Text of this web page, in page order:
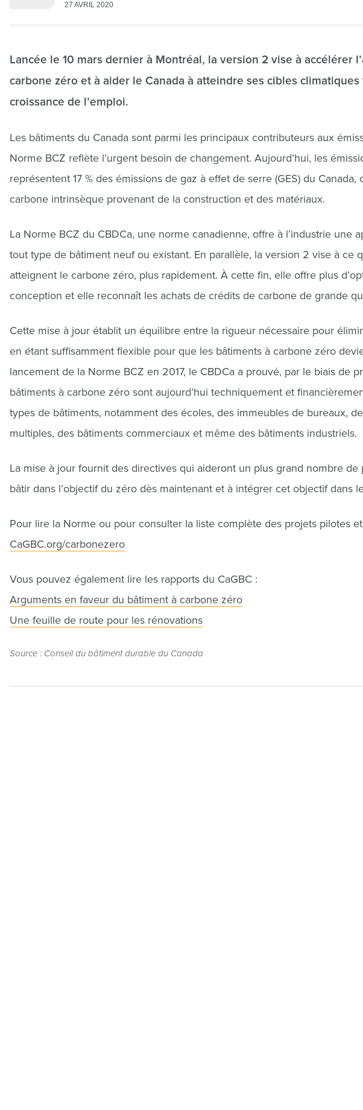
27 AVRIL 2020
Lancée le 10 mars dernier à Montréal, la version 2 vise à accélérer
carbone zéro et à aider le Canada à atteindre ses cibles
croissance de l’emploi.
Les bâtiments du Canada sont parmi les principaux contributeurs aux
Norme BCZ reflète l’urgent besoin de changement. Aujourd’hui, les
représentent 17 % des émissions de gaz à effet de serre (GES) du
carbone intrinsèque provenant de la construction et des matériaux.
La Norme BCZ du CBDCa, une norme canadienne, offre à l’industrie une
tout type de bâtiment neuf ou existant. En parallèle, la version 2 vise à ce
atteignent le carbone zéro, plus rapidement. À cette fin, elle offre plus
conception et elle reconnaît les achats de crédits de carbone de grande
Cette mise à jour établit un équilibre entre la rigueur nécessaire pour
en étant suffisamment flexible pour que les bâtiments à carbone zéro
lancement de la Norme BCZ en 2017, le CBDCa a prouvé, par le biais de
bâtiments à carbone zéro sont aujourd’hui techniquement et
types de bâtiments, notamment des écoles, des immeubles de bureaux,
multiples, des bâtiments commerciaux et même des bâtiments industriels.
La mise à jour fournit des directives qui aideront un plus grand nombre
bâtir dans l’objectif du zéro dès maintenant et à intégrer cet objectif dans
Pour lire la Norme ou pour consulter la liste complète des projets pilotes
CaGBC.org/carbonezero
Vous pouvez également lire les rapports du CaGBC :
Arguments en faveur du bâtiment à carbone zéro
Une feuille de route pour les rénovations
Source : Conseil du bâtiment durable du Canada